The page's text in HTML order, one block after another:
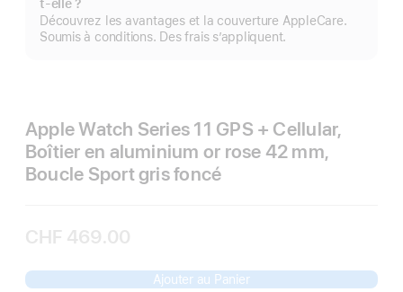
t-elle ?
Découvrez les avantages et la couverture AppleCare.
Soumis à conditions. Des frais s’appliquent.
Apple Watch Series 11 GPS + Cellular,
Boîtier en aluminium or rose 42 mm,
Boucle Sport gris foncé
CHF 469.00
Ajouter au Panier